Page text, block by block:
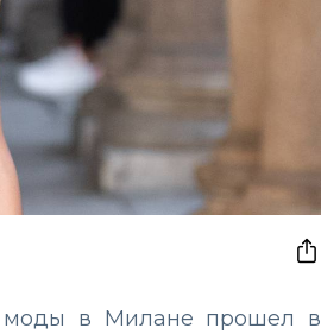
моды в Милане прошел в